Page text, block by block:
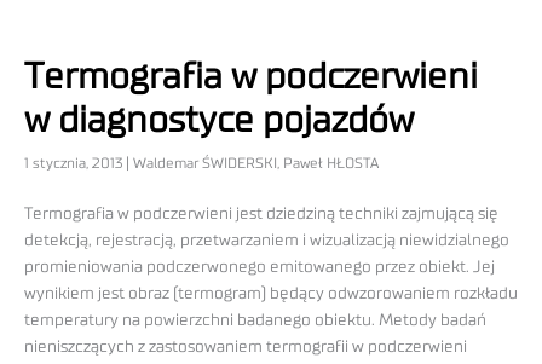
Termografia w podczerwieni
w diagnostyce pojazdów
1 stycznia, 2013 | Waldemar ŚWIDERSKI, Paweł HŁOSTA
Termografia w podczerwieni jest dziedziną techniki zajmującą się
detekcją, rejestracją, przetwarzaniem i wizualizacją niewidzialnego
promieniowania podczerwonego emitowanego przez obiekt. Jej
wynikiem jest obraz (termogram) będący odwzorowaniem rozkładu
temperatury na powierzchni badanego obiektu. Metody badań
nieniszczących z zastosowaniem termografii w podczerwieni